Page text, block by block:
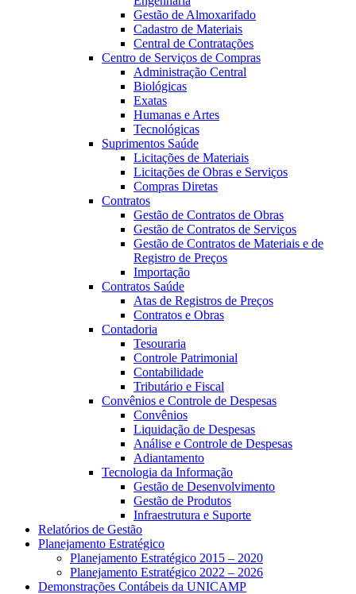
Gestão de Almoxarifado
Cadastro de Materiais
Central de Contratações
Centro de Serviços de Compras
Administração Central
Biológicas
Exatas
Humanas e Artes
Tecnológicas
Suprimentos Saúde
Licitações de Materiais
Licitações de Obras e Serviços
Compras Diretas
Contratos
Gestão de Contratos de Obras
Gestão de Contratos de Serviços
Gestão de Contratos de Materiais e de
Registro de Preços
Importação
Contratos Saúde
Atas de Registros de Preços
Contratos e Obras
Contadoria
Tesouraria
Controle Patrimonial
Contabilidade
Tributário e Fiscal
Convênios e Controle de Despesas
Convênios
Liquidação de Despesas
Análise e Controle de Despesas
Adiantamento
Tecnologia da Informação
Gestão de Desenvolvimento
Gestão de Produtos
Infraestrutura e Suporte
Relatórios de Gestão
Planejamento Estratégico
Planejamento Estratégico 2015 – 2020
Planejamento Estratégico 2022 – 2026
Demonstrações Contábeis da UNICAMP